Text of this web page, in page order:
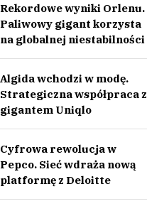
Rekordowe wyniki Orlenu.
Paliwowy gigant korzysta
na globalnej niestabilności
Algida wchodzi w modę.
Strategiczna współpraca z
gigantem Uniqlo
Cyfrowa rewolucja w
Pepco. Sieć wdraża nową
platformę z Deloitte